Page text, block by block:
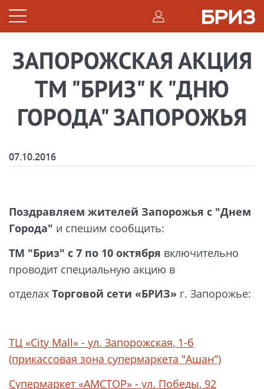
ЗАПОРОЖСКАЯ АКЦИЯ
ТМ "БРИЗ" К "ДНЮ
ГОРОДА" ЗАПОРОЖЬЯ
07.10.2016
Поздравляем жителей Запорожья с "Днем
Города" и спешим сообщить:
ТМ "Бриз" с 7 по 10 октября включительно
проводит специальную акцию в
отделах Торговой сети «БРИЗ» г. Запорожье:
ТЦ «City Mall» - ул. Запорожская, 1-б
(прикассовая зона супермаркета "Ашан")
Супермаркет «АМСТОР» - ул. Победы, 92